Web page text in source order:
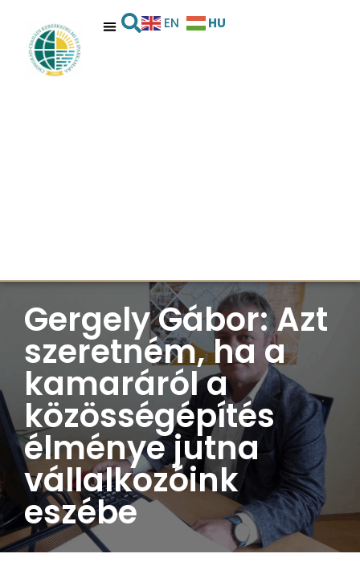
EN HU
Gergely Gábor: Azt
szeretném, ha a
kamaráról a
közösségépítés
élménye jutna
vállalkozóink
eszébe